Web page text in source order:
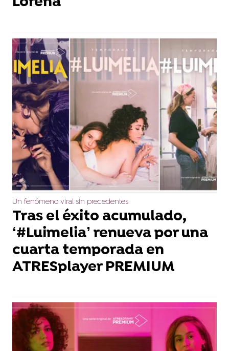
Un fenómeno viral sin precedentes
Tras el éxito acumulado,
‘#Luimelia’ renueva por una
cuarta temporada en
ATRESplayer PREMIUM